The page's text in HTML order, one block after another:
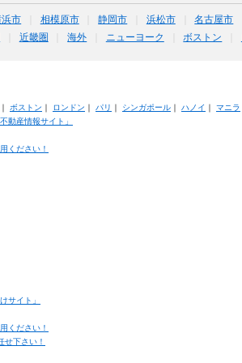
浜市 相模原市 静岡市 浜松市 名古屋市
近畿圏 海外 ニューヨーク ボストン
ボストン ロンドン パリ シンガポール｜ ハノイ マニラ
動産情報サイト」
ください！
サイト」
ください！
下さい！